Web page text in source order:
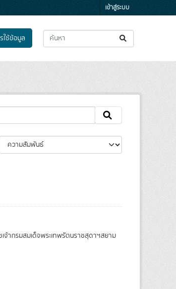
เข้าสู่ระบบ
ใช้ข้อมูล
จ้ากรมสมเด็จพระเทพรัตนราชสุดาฯสยาม